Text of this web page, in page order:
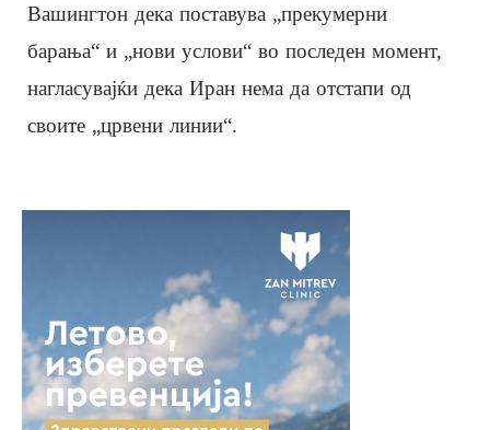
Вашингтон дека поставува „прекумерни
барања“ и „нови услови“ во последен момент,
нагласувајќи дека Иран нема да отстапи од
своите „црвени линии“.